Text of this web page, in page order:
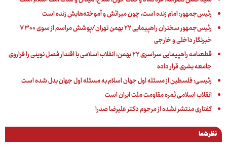
رئیس‌جمهور: امام زنده است، چون میراثش و آموخته‌هایش زنده است
رئیس‌جمهور سخنران راهپیمایی ۲۲ بهمن تهران/پوشش مراسم از سوی ۷۳۰۰
خبرنگار داخلی و خارجی
قطعنامه راهپیمایی سراسری ۲۲ بهمن: انقلاب اسلامی با اقتدار فصل نوینی را فراروی
جامعه‌ بشری قرار داده
رئیسی: فلسطین از مسئله اول جهان اسلام به مسئله اول جهان بدل شده است
انقلاب اسلامی ثمره مقاومت ملت ایران است
گفتاری منتشر نشده از مرحوم دکتر علیرضا صدرا
نظر شما